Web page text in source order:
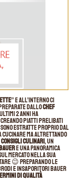
” e all’interno ci
dalloChef
2 anni ha
creando piatti prelibati
estratte proprio dal
cucinare ma altrettando
consigli culinari, un
e una panoramica
mercato nella sua
😉 Preparando le
e insaporitori Bauer
di qualità